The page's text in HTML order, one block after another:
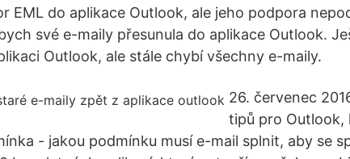
EML do aplikace Outlook, ale jeho podpora
své e-maily přesunula do aplikace Outlook.
Outlook, ale stále chybí všechny e-maily.
26. červenec
tipů pro Outlook,
- jakou podmínku musí e-mail splnit, aby se